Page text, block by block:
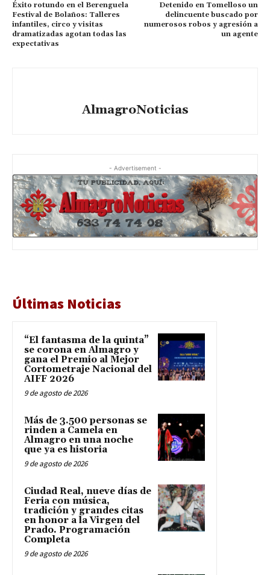
Éxito rotundo en el Berenguela
Festival de Bolaños: Talleres
infantiles, circo y visitas
dramatizadas agotan todas las
expectativas
Detenido en Tomelloso un
delincuente buscado por
numerosos robos y agresión a
un agente
AlmagroNoticias
- Advertisement -
Últimas Noticias
“El fantasma de la quinta”
se corona en Almagro y
gana el Premio al Mejor
Cortometraje Nacional del
AIFF 2026
9 de agosto de 2026
Más de 3.500 personas se
rinden a Camela en
Almagro en una noche
que ya es historia
9 de agosto de 2026
Ciudad Real, nueve días de
Feria con música,
tradición y grandes citas
en honor a la Virgen del
Prado. Programación
Completa
9 de agosto de 2026